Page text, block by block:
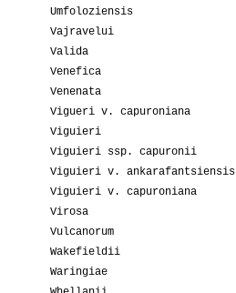
Umfoloziensis
Vajravelui
Valida
Venefica
Venenata
Vigueri v. capuroniana
Viguieri
Viguieri ssp. capuronii
Viguieri v. ankarafantsiensis
Viguieri v. capuroniana
Virosa
Vulcanorum
Wakefieldii
Waringiae